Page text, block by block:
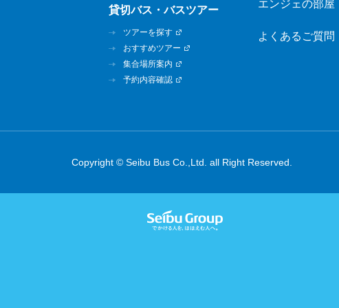
貸切バス・バスツアー
ツアーを探す
おすすめツアー
集合場所案内
予約内容確認
エンジェの部屋
よくあるご質問
Copyright © Seibu Bus Co.,Ltd. all Right Reserved.